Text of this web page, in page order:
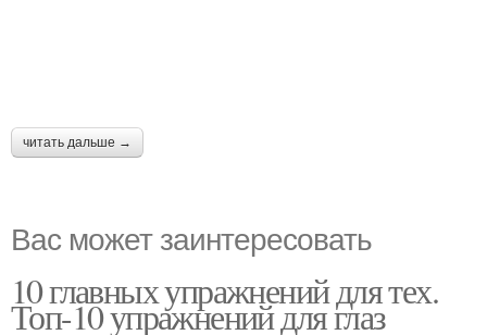
читать дальше →
Вас может заинтересовать
10 главных упражнений для тех.
Топ-10 упражнений для глаз